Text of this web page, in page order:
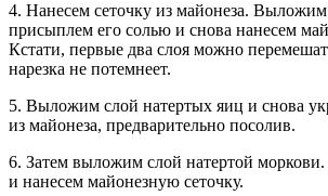
4. Нанесем сеточку из майонеза.
присыплем его солью и снова нанесем
Кстати, первые два слоя можно
нарезка не потемнеет.
5. Выложим слой натертых яиц и снова
из майонеза, предварительно посолив.
6. Затем выложим слой натертой
и нанесем майонезную сеточку.